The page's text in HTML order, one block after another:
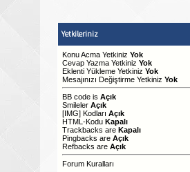
Yetkileriniz
Konu Acma Yetkiniz Yok
Cevap Yazma Yetkiniz Yok
Eklenti Yükleme Yetkiniz Yok
Mesajınızı Değiştirme Yetkiniz Yok
BB code is Açık
Smileler Açık
[IMG] Kodları Açık
HTML-Kodu Kapalı
Trackbacks are Kapalı
Pingbacks are Açık
Refbacks are Açık
Forum Kuralları